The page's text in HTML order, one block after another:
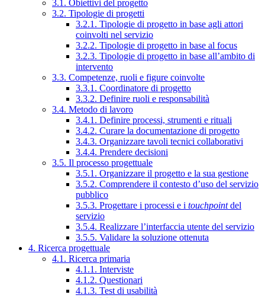
3.1. Obiettivi del progetto
3.2. Tipologie di progetti
3.2.1. Tipologie di progetto in base agli attori
coinvolti nel servizio
3.2.2. Tipologie di progetto in base al focus
3.2.3. Tipologie di progetto in base all’ambito di
intervento
3.3. Competenze, ruoli e figure coinvolte
3.3.1. Coordinatore di progetto
3.3.2. Definire ruoli e responsabilità
3.4. Metodo di lavoro
3.4.1. Definire processi, strumenti e rituali
3.4.2. Curare la documentazione di progetto
3.4.3. Organizzare tavoli tecnici collaborativi
3.4.4. Prendere decisioni
3.5. Il processo progettuale
3.5.1. Organizzare il progetto e la sua gestione
3.5.2. Comprendere il contesto d’uso del servizio
pubblico
3.5.3. Progettare i processi e i touchpointdel
servizio
3.5.4. Realizzare l’interfaccia utente del servizio
3.5.5. Validare la soluzione ottenuta
4. Ricerca progettuale
4.1. Ricerca primaria
4.1.1. Interviste
4.1.2. Questionari
4.1.3. Test di usabilità